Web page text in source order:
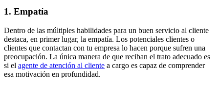
1. Empatía
Dentro de las múltiples habilidades para un buen servicio al cliente
destaca, en primer lugar, la empatía. Los potenciales clientes o
clientes que contactan con tu empresa lo hacen porque sufren una
preocupación. La única manera de que reciban el trato adecuado es
si el agente de atención al cliente a cargo es capaz de comprender
esa motivación en profundidad.